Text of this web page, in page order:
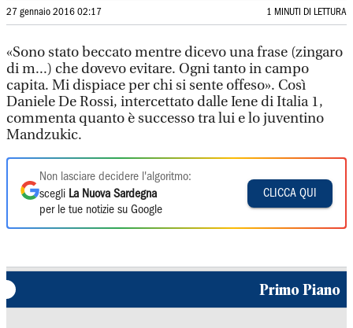
27 gennaio 2016 02:17 1 MINUTI DI LETTURA
«Sono stato beccato mentre dicevo una frase (zingaro
di m...) che dovevo evitare. Ogni tanto in campo
capita. Mi dispiace per chi si sente offeso». Così
Daniele De Rossi, intercettato dalle Iene di Italia 1,
commenta quanto è successo tra lui e lo juventino
Mandzukic.
Non lasciare decidere l'algoritmo:
scegli La Nuova Sardegna
per le tue notizie su Google
CLICCA QUI
Primo Piano